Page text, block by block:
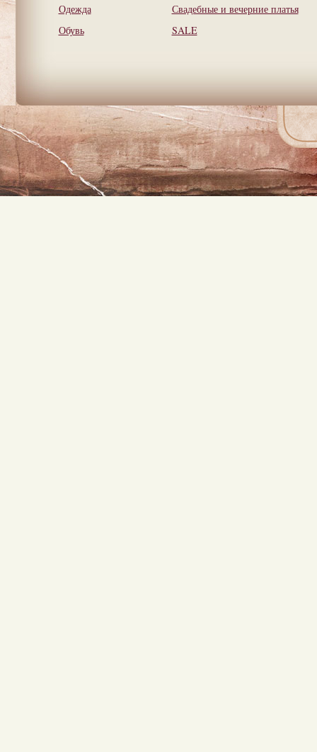
Одежда
Обувь
Свадебные и вечерние платья
SALE